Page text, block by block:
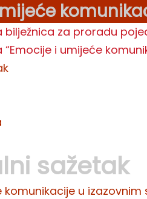
za proradu
i umijeće
sažetak
komunikacije u